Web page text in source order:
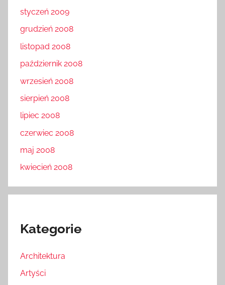
styczeń 2009
grudzień 2008
listopad 2008
październik 2008
wrzesień 2008
sierpień 2008
lipiec 2008
czerwiec 2008
maj 2008
kwiecień 2008
Kategorie
Architektura
Artyści